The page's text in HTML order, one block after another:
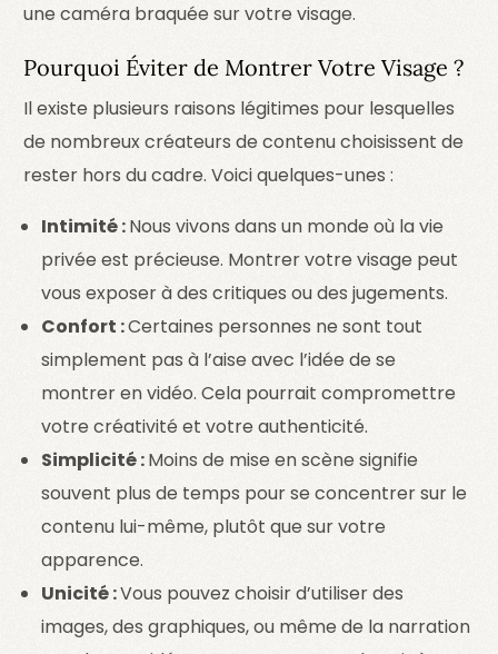
une caméra braquée sur votre visage.
Pourquoi Éviter de Montrer Votre Visage ?
Il existe plusieurs raisons légitimes pour lesquelles
de nombreux créateurs de contenu choisissent de
rester hors du cadre. Voici quelques-unes :
Intimité :Nous vivons dans un monde où la vie
privée est précieuse. Montrer votre visage peut
vous exposer à des critiques ou des jugements.
Confort :Certaines personnes ne sont tout
simplement pas à l’aise avec l’idée de se
montrer en vidéo. Cela pourrait compromettre
votre créativité et votre authenticité.
Simplicité :Moins de mise en scène signifie
souvent plus de temps pour se concentrer sur le
contenu lui-même, plutôt que sur votre
apparence.
Unicité :Vous pouvez choisir d’utiliser des
images, des graphiques, ou même de la narration